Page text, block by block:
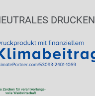
DRUCKEN